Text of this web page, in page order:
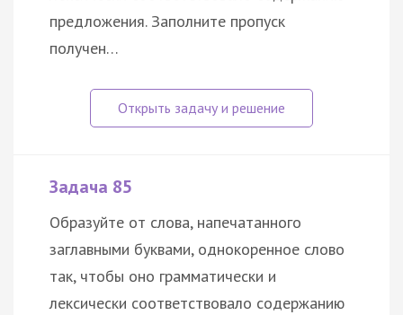
предложения. Заполните пропуск
получен…
Задача 85
Образуйте от слова, напечатанного
заглавными буквами, однокоренное слово
так, чтобы оно грамматически и
лексически соответствовало содержанию